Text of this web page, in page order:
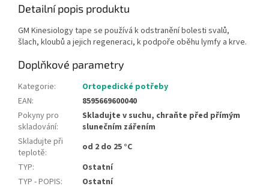
Detailní popis produktu
GM Kinesiology tape se používá k odstranění bolesti svalů,
šlach, kloubů a jejich regeneraci, k podpoře oběhu lymfy a krve.
Doplňkové parametry
Kategorie:
Ortopedické potřeby
EAN:
8595669600040
Pokyny pro
skladování:
Skladujte v suchu, chraňte před přímým
slunečním zářením
Skladujte při
teplotě:
od 2 do 25 °C
TYP:
Ostatní
TYP - POPIS: Ostatní